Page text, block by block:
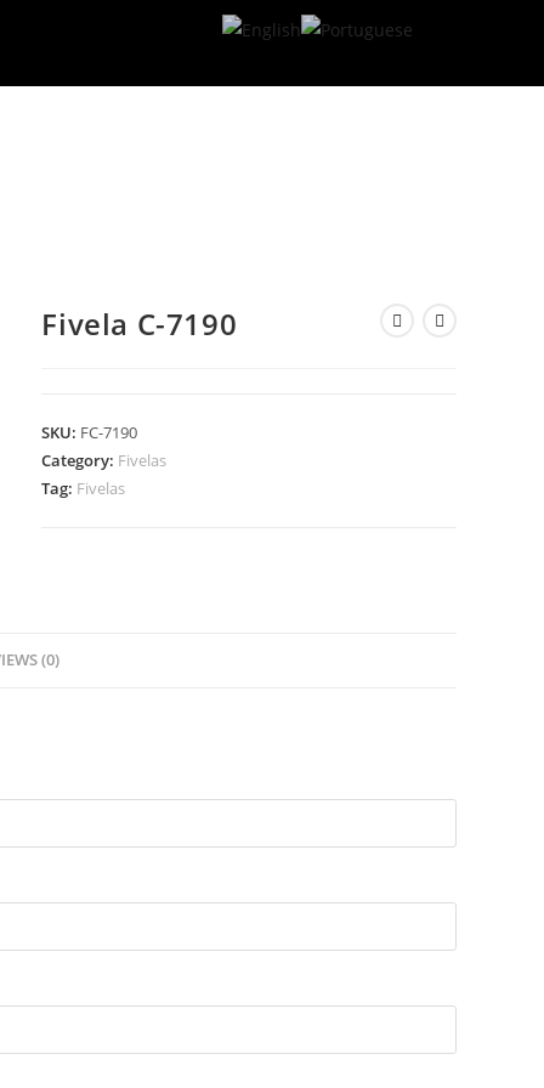
Fivela C-7190
SKU: FC-7190
Category: Fivelas
Tag: Fivelas
(0)